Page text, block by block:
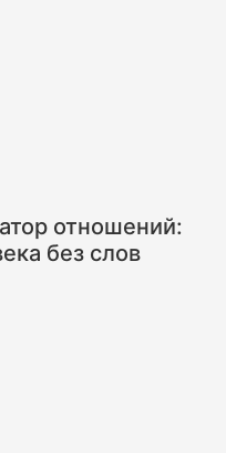
отношений:
без слов